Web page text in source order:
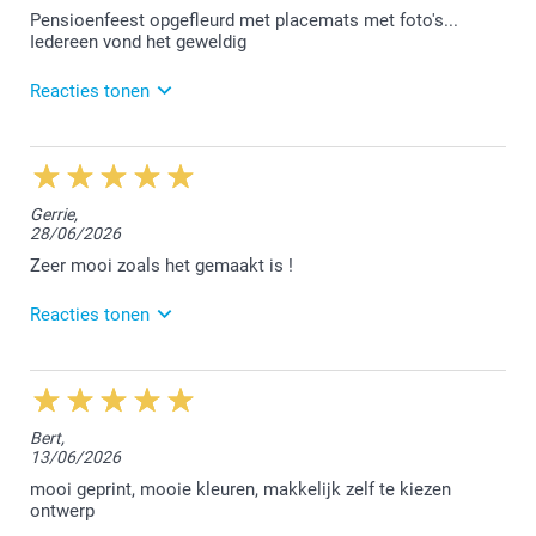
Pensioenfeest opgefleurd met placemats met foto's...
Iedereen vond het geweldig
Reacties tonen
3/08/2026
14:36
Dag Els,
Wat een leuke reactie dat ons stuurt, hier zijn we
heel erg blij mee :-)
We vonden het fijn jouw bestelling te mogen
Nathalie @smartphoto
Gerrie,
28/06/2026
Zeer mooi zoals het gemaakt is !
Reacties tonen
2/07/2026
11:26
Bedankt voor de mooie feedback, Mariane!
Met vriendelijke groeten,
Lucie@smartphoto
Bert,
13/06/2026
mooi geprint, mooie kleuren, makkelijk zelf te kiezen
ontwerp